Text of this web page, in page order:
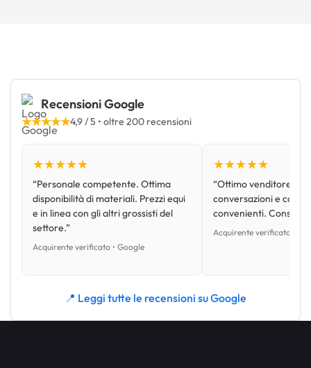
Recensioni Google
★★★★★4,9 / 5 • oltre 200 recensioni
★★★★★
“Personale competente. Ottima
disponibilità di materiali. Prezzi equi
e in linea con gli altri grossisti del
settore.”
Acquirente verificato • Google
★★★★★
“Ottimo venditore,
conversazioni e con
convenienti.
Acquirente verificato •
📍 Leggi tutte le recensioni su Google